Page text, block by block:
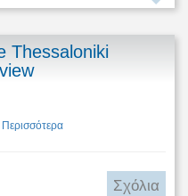
Thessaloniki
Περισσότερα
Σχόλια